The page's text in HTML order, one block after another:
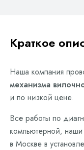
Краткое
Наша компания
механизма
и по низкой цене.
Все работы по
компьютерной,
в Москве в